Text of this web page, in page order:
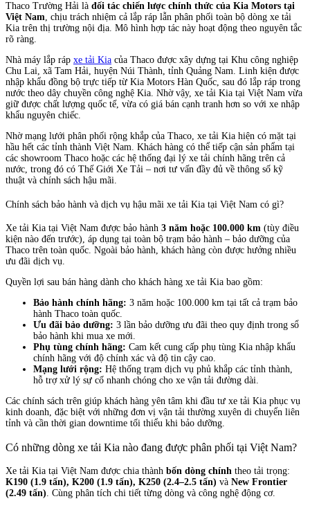
Thaco Trường Hải là đối tác chiến lược chính thức của Kia Motors tại
Việt Nam, chịu trách nhiệm cả lắp ráp lẫn phân phối toàn bộ dòng xe tải
Kia trên thị trường nội địa. Mô hình hợp tác này hoạt động theo nguyên tắc
rõ ràng.
Nhà máy lắp ráp xe tải Kia của Thaco được xây dựng tại Khu công nghiệp
Chu Lai, xã Tam Hải, huyện Núi Thành, tỉnh Quảng Nam. Linh kiện được
nhập khẩu đồng bộ trực tiếp từ Kia Motors Hàn Quốc, sau đó lắp ráp trong
nước theo dây chuyền công nghệ Kia. Nhờ vậy, xe tải Kia tại Việt Nam vừa
giữ được chất lượng quốc tế, vừa có giá bán cạnh tranh hơn so với xe nhập
khẩu nguyên chiếc.
Nhờ mạng lưới phân phối rộng khắp của Thaco, xe tải Kia hiện có mặt tại
hầu hết các tỉnh thành Việt Nam. Khách hàng có thể tiếp cận sản phẩm tại
các showroom Thaco hoặc các hệ thống đại lý xe tải chính hãng trên cả
nước, trong đó có Thế Giới Xe Tải – nơi tư vấn đầy đủ về thông số kỹ
thuật và chính sách hậu mãi.
Chính sách bảo hành và dịch vụ hậu mãi xe tải Kia tại Việt Nam có gì?
Xe tải Kia tại Việt Nam được bảo hành 3 năm hoặc 100.000 km (tùy điều
kiện nào đến trước), áp dụng tại toàn bộ trạm bảo hành – bảo dưỡng của
Thaco trên toàn quốc. Ngoài bảo hành, khách hàng còn được hưởng nhiều
ưu đãi dịch vụ.
Quyền lợi sau bán hàng dành cho khách hàng xe tải Kia bao gồm:
Bảo hành chính hãng: 3 năm hoặc 100.000 km tại tất cả trạm bảo
hành Thaco toàn quốc.
Ưu đãi bảo dưỡng: 3 lần bảo dưỡng ưu đãi theo quy định trong sổ
bảo hành khi mua xe mới.
Phụ tùng chính hãng: Cam kết cung cấp phụ tùng Kia nhập khẩu
chính hãng với độ chính xác và độ tin cậy cao.
Mạng lưới rộng: Hệ thống trạm dịch vụ phủ khắp các tỉnh thành,
hỗ trợ xử lý sự cố nhanh chóng cho xe vận tải đường dài.
Các chính sách trên giúp khách hàng yên tâm khi đầu tư xe tải Kia phục vụ
kinh doanh, đặc biệt với những đơn vị vận tải thường xuyên di chuyển liên
tỉnh và cần thời gian downtime tối thiểu khi bảo dưỡng.
Có những dòng xe tải Kia nào đang được phân phối tại Việt Nam?
Xe tải Kia tại Việt Nam được chia thành bốn dòng chính theo tải trọng:
K190 (1.9 tấn), K200 (1.9 tấn), K250 (2.4–2.5 tấn) và New Frontier
(2.49 tấn). Cùng phân tích chi tiết từng dòng và công nghệ động cơ.